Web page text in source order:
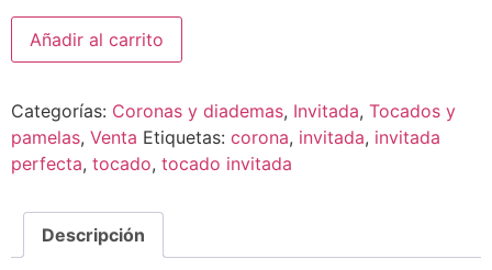
Añadir al carrito
Categorías: Coronas y diademas, Invitada, Tocados y
pamelas, Venta Etiquetas: corona, invitada, invitada
perfecta, tocado, tocado invitada
Descripción